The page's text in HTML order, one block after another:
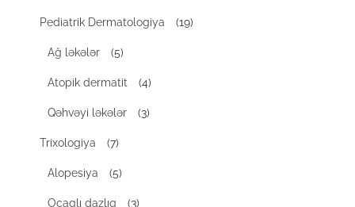
Pediatrik Dermatologiya (19)
Ağ ləkələr (5)
Atopik dermatit (4)
Qəhvəyi ləkələr (3)
Trixologiya (7)
Alopesiya (5)
Ocaqlı dazlıq (3)